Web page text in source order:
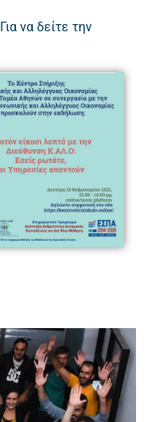
Για να δείτε την